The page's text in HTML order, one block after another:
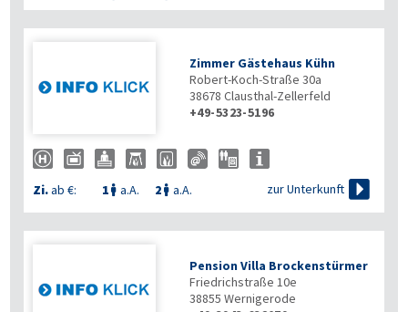
Zimmer Gästehaus Kühn
Robert-Koch-Straße 30a
38678 Clausthal-Zellerfeld
+49-5323-5196
Zi.ab €: 1  a.A. 2  a.A. zur Unterkunft 
Pension Villa Brockenstürmer
Friedrichstraße 10e
38855 Wernigerode